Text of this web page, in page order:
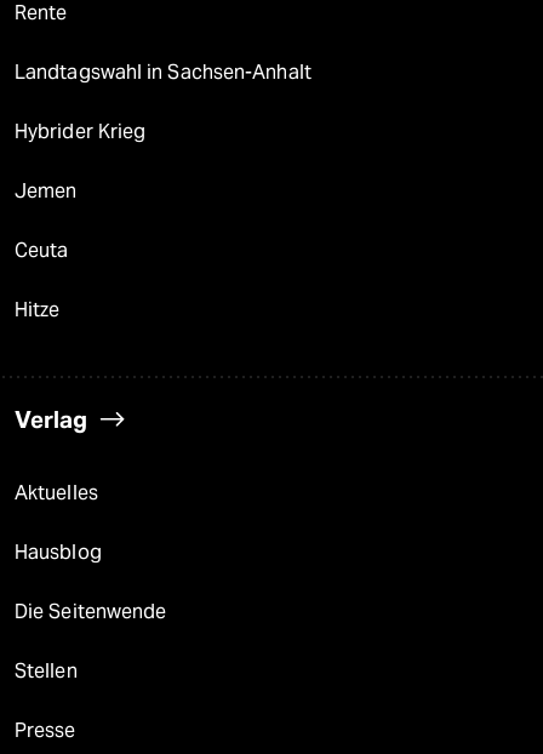
Rente
Landtagswahl in Sachsen-Anhalt
Hybrider Krieg
Jemen
Ceuta
Hitze
Verlag
Aktuelles
Hausblog
Die Seitenwende
Stellen
Presse